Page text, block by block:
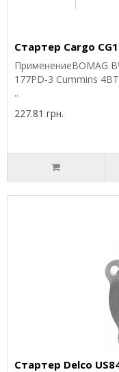
Стартер Cargo
ПрименениеBOMAG
177PD-3 Cummins
..
227.81 грн.
Стартер Delco